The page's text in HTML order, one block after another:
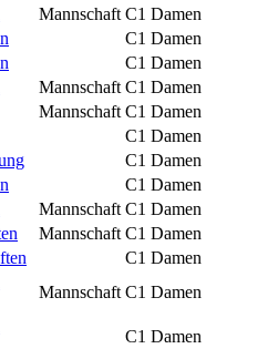
Mannschaft C1 Damen
C1 Damen
C1 Damen
Mannschaft C1 Damen
Mannschaft C1 Damen
C1 Damen
C1 Damen
C1 Damen
Mannschaft C1 Damen
Mannschaft C1 Damen
C1 Damen
Mannschaft C1 Damen
C1 Damen